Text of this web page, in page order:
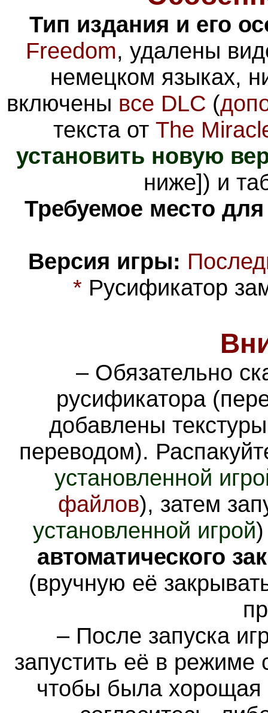
Тип издания и его
Freedom, удалены
немецком языках,
включены все DLC (
текста от The
установить новую
ниже]) и
Требуемое место
Версия игры:
* Русификатор
– Обязательно
русификатора
добавлены
переводом).
установленной
файлов), затем
установленной игрой
автоматического
(вручную её
– После запуска
запустить её в режиме
чтобы была хорощая